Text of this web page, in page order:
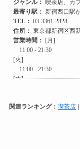
関連ランキング： 喫茶店|